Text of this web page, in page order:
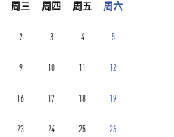
周三 周四 周五 周六
2 3 4 5
9 10 11 12
16 17 18 19
23 24 25 26